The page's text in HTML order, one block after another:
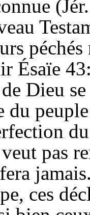
Ésaïe
Dieu
du
pas
ces